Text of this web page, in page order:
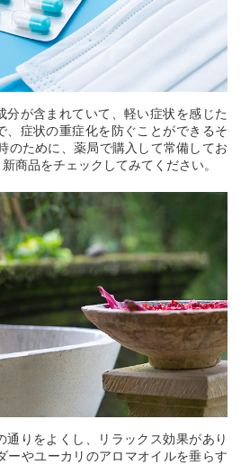
分が含まれていて、軽い症状を感じた
、症状の重症化を防ぐことができるそ
のために、薬局で購入して常備してお
商品をチェックしてみてください。
通りをよくし、リラックス効果があり
ーやユーカリのアロマオイルを垂らす